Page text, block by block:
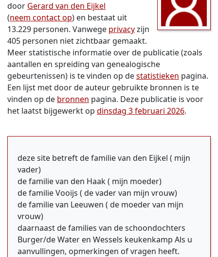
door Gerard van den Eijkel
(neem contact op) en bestaat uit
13.229 personen. Vanwege privacyzijn
405 personen niet zichtbaar gemaakt.
Meer statistische informatie over de publicatie (zoals
aantallen en spreiding van genealogische
gebeurtenissen) is te vinden op destatistieken pagina.
Een lijst met door de auteur gebruikte bronnen is te
vinden op de bronnen pagina. Deze publicatie is voor
het laatst bijgewerkt op dinsdag 3 februari 2026.
deze site betreft de familie van den Eijkel ( mijn
vader)
de familie van den Haak ( mijn moeder)
de familie Vooijs ( de vader van mijn vrouw)
de familie van Leeuwen ( de moeder van mijn
vrouw)
daarnaast de families van de schoondochters
Burger/de Water en Wessels keukenkamp Als u
aanvullingen, opmerkingen of vragen heeft.